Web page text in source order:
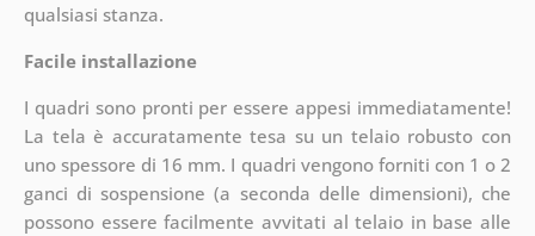
qualsiasi stanza.
Facile installazione
I quadri sono pronti per essere appesi immediatamente!
La tela è accuratamente tesa su un telaio robusto con
uno spessore di 16 mm. I quadri vengono forniti con 1 o 2
ganci di sospensione (a seconda delle dimensioni), che
possono essere facilmente avvitati al telaio in base alle